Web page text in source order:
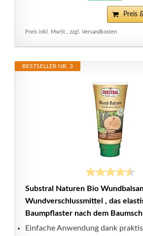
Preis
Preis inkl. MwSt., zzgl. Versandkosten
BESTSELLER NR. 3
Substral Naturen Bio
Wundverschlussmittel , das
Baumpflaster nach dem
Einfache Anwendung dank